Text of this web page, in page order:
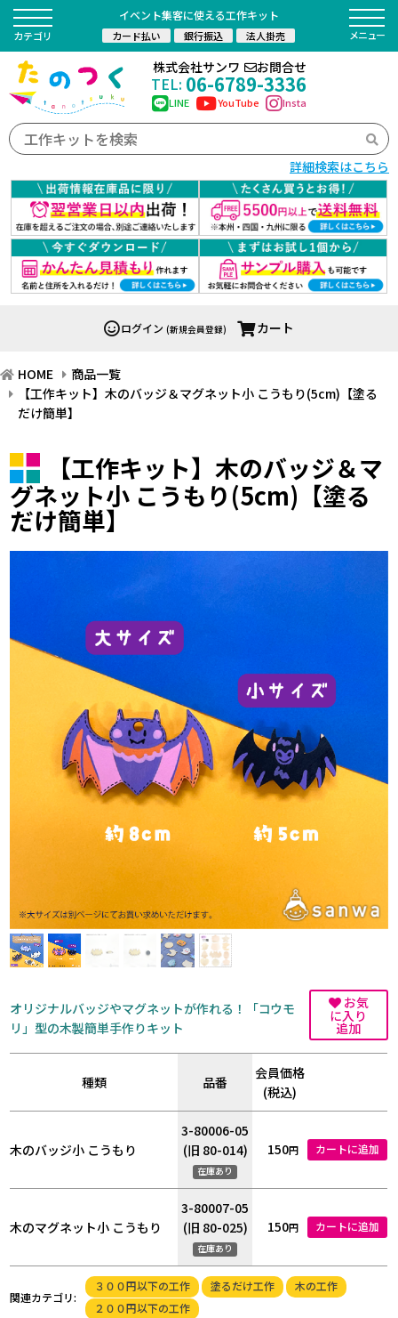
イベント集客に使える工作キット
カード払い 銀行振込 法人掛売
詳細検索はこちら
株式会社サンワ お問合せ
TEL: 06-6789-3336
LINE YouTube Insta
カテゴリ
ログイン (新規会員登録) カート
HOME
商品一覧
【工作キット】木のバッジ＆マグネット小 こうもり(5cm)【塗る
だけ簡単】
【工作キット】木のバッジ＆マ
グネット小 こうもり(5cm)【塗る
だけ簡単】
オリジナルバッジやマグネットが作れる！「コウモ
リ」型の木製簡単手作りキット
お気
に入り
追加
種類 品番
会員価格
(税込)
木のバッジ小 こうもり
3-80006-05
(旧 80-014)
在庫あり
150円 カートに追加
木のマグネット小 こうもり
3-80007-05
(旧 80-025)
在庫あり
150円 カートに追加
関連カテゴリ:
３００円以下の工作 塗るだけ工作
木の工作
２００円以下の工作